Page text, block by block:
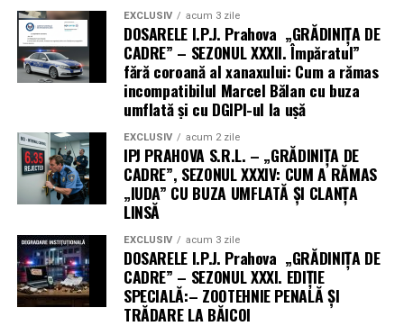
EXCLUSIV acum 3 zile
DOSARELE I.P.J. Prahova „GRĂDINIȚA DE
CADRE” – SEZONUL XXXII. Împăratul”
fără coroană al xanaxului: Cum a rămas
incompatibilul Marcel Bălan cu buza
umflată și cu DGIPI-ul la ușă
EXCLUSIV acum 2 zile
IPJ PRAHOVA S.R.L. – „GRĂDINIȚA DE
CADRE”, SEZONUL XXXIV: CUM A RĂMAS
„IUDA” CU BUZA UMFLATĂ ȘI CLANȚA
LINSĂ
EXCLUSIV acum 3 zile
DOSARELE I.P.J. Prahova „GRĂDINIȚA DE
CADRE” – SEZONUL XXXI. EDIȚIE
SPECIALĂ:– ZOOTEHNIE PENALĂ ȘI
TRĂDARE LA BĂICOI